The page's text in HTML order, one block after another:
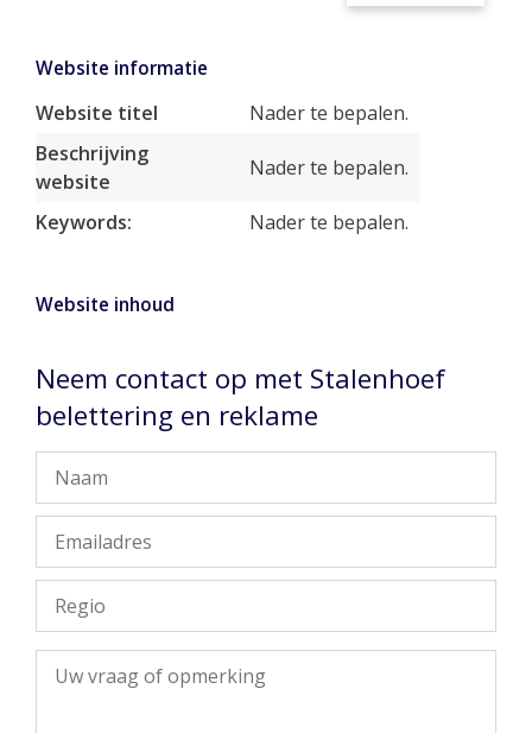
Website informatie
Website titel
Nader te bepalen.
Beschrijving
website
Nader te bepalen.
Keywords: Nader te bepalen.
Website inhoud
Neem contact op met Stalenhoef
belettering en reklame